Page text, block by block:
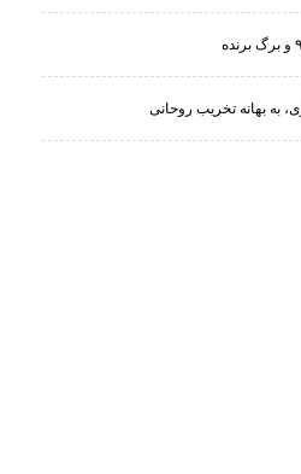
به بهانه تخریب روحانی